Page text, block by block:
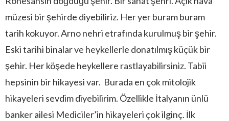
müzesi bir şehirde diyebiliriz. Her yer buram buram
tarih kokuyor. Arno nehri etrafında kurulmuş bir şehir.
Eski tarihi binalar ve heykellerle donatılmış küçük bir
şehir. Her köşede heykellere rastlayabilirsiniz. Tabii
hepsinin bir hikayesi var. Burada en çok mitolojik
hikayeleri sevdim diyebilirim. Özellikle İtalyanın ünlü
banker ailesi Mediciler’in hikayeleri çok ilginç. İlk